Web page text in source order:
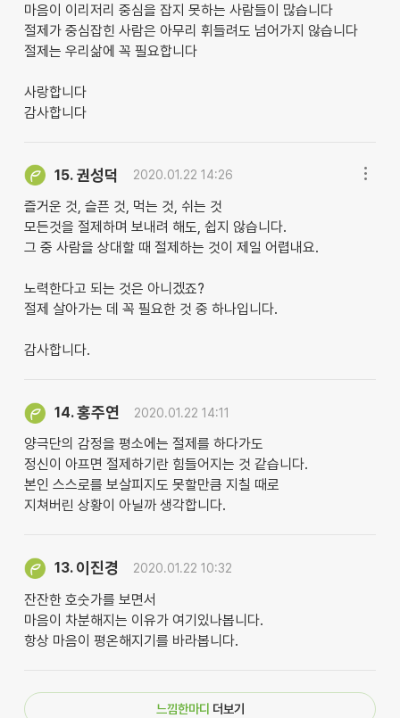
마음이 이리저리 중심을 잡지 못하는 사람들이 많습니다
절제가 중심잡힌 사람은 아무리 휘들려도 넘어가지 않습니다
절제는 우리삶에 꼭 필요합니다
사랑합니다
감사합니다
15. 권성덕 2020.01.22 14:26
즐거운 것, 슬픈 것, 먹는 것, 쉬는 것
모든것을 절제하며 보내려 해도, 쉽지 않습니다.
그 중 사람을 상대할 때 절제하는 것이 제일 어렵내요.
노력한다고 되는 것은 아니겠죠?
절제 살아가는 데 꼭 필요한 것 중 하나입니다.
감사합니다.
14.홍주연 2020.01.22 14:11
양극단의 감정을 평소에는 절제를 하다가도
정신이 아프면 절제하기란 힘들어지는 것 같습니다.
본인 스스로를 보살피지도 못할만큼 지칠 때로
지쳐버린 상황이 아닐까 생각합니다.
13. 이진경 2020.01.22 10:32
잔잔한 호숫가를 보면서
마음이 차분해지는 이유가 여기있나봅니다.
항상 마음이 평온해지기를 바라봅니다.
느낌한마디 더보기